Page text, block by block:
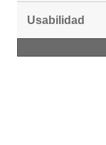
Usabilidad